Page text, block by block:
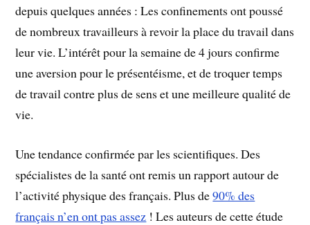
depuis quelques années : Les confinements ont poussé
de nombreux travailleurs à revoir la place du travail dans
leur vie. L’intérêt pour la semaine de 4 jours confirme
une aversion pour le présentéisme, et de troquer temps
de travail contre plus de sens et une meilleure qualité de
vie.
Une tendance confirmée par les scientifiques. Des
spécialistes de la santé ont remis un rapport autour de
l’activité physique des français. Plus de90% des
français n’en ont pas assez ! Les auteurs de cette étude